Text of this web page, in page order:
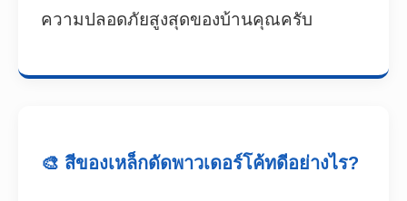
ความปลอดภัยสูงสุดของบ้านคุณครับ
🎨 สีของเหล็กดัดพาวเดอร์โค้ทดีอย่างไร?